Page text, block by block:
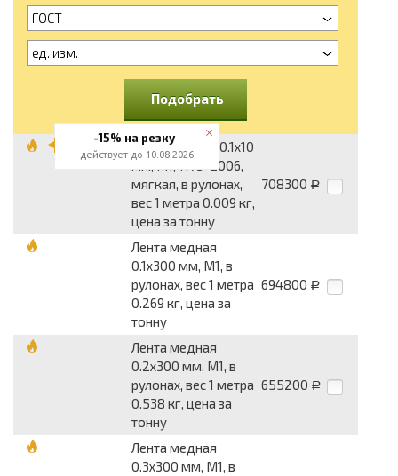
ГОСТ
ед. изм.
Подобрать
Лента медная 0.1x10
мм, М1, 1173-2006,
мягкая, в рулонах,
вес 1 метра 0.009 кг,
цена за тонну
708300 Р
Лента медная
0.1x300 мм, М1, в
рулонах, вес 1 метра
0.269 кг, цена за
тонну
694800 Р
Лента медная
0.2x300 мм, М1, в
рулонах, вес 1 метра
0.538 кг, цена за
тонну
655200 Р
Лента медная
0.3x300 мм, М1, в
-15% на резку
действует до 10.08.2026